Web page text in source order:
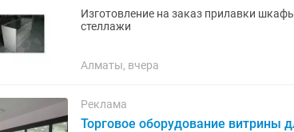
Изготовление на заказ прилавки
стеллажи
Алматы, вчера
Реклама
Торговое оборудование витрины